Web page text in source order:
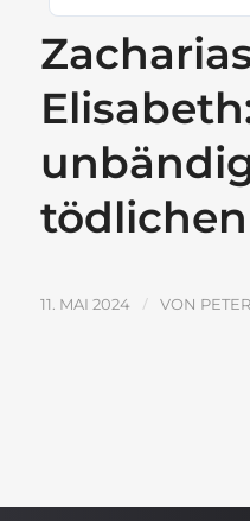
11. MAI 2024 / VON